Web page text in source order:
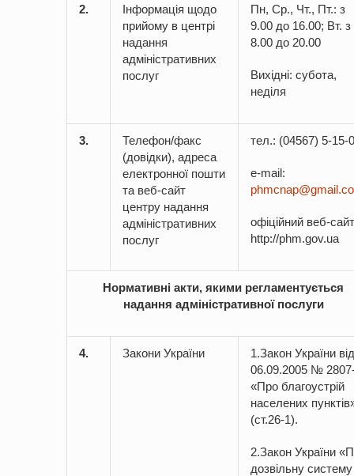
2.
Інформація щодо
прийому в центрі
надання
адміністративних
послуг
Пн, Ср., Чт., Пт.: з
9.00 до 16.00; Вт. з
8.00 до 20.00
Вихідні: субота,
неділя
3.
Телефон/факс
(довідки), адреса
електронної пошти
та веб-сайт
центру надання
адміністративних
послуг
тел.: (04567) 5-15-
e-mail:
офіційний веб-
http://phm.gov.ua
Нормативні акти, якими регламентується
надання адміністративної послуги
4. Закони України
1.Закон України від
06.09.2005 №
«Про благоустрій
населених
(ст.26-1).
2.Закон України
дозвільну